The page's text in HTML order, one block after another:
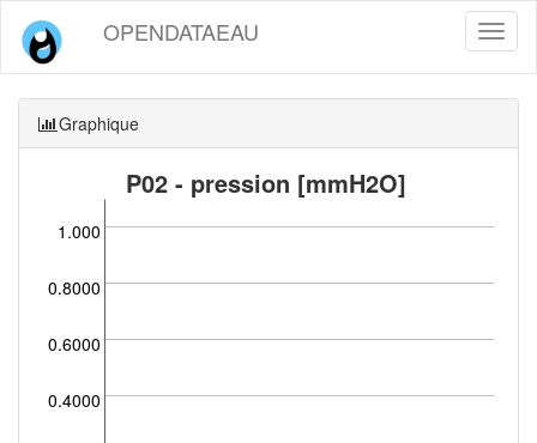
OPENDATAEAU
Graphique
P02 - pression [mmH2O]
0.4000
0.6000
0.8000
1.000